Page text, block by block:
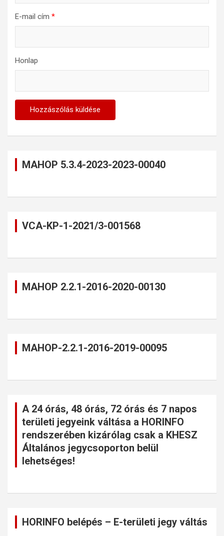
E-mail cím *
Honlap
MAHOP 5.3.4-2023-2023-00040
VCA-KP-1-2021/3-001568
MAHOP 2.2.1-2016-2020-00130
MAHOP-2.2.1-2016-2019-00095
A 24 órás, 48 órás, 72 órás és 7 napos
területi jegyeink váltása a HORINFO
rendszerében kizárólag csak a KHESZ
Általános jegycsoporton belül
lehetséges!
HORINFO belépés – E-területi jegy váltás